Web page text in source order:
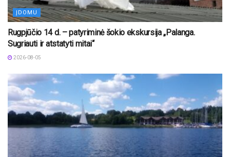
ĮDOMU
Rugpjūčio 14 d. – patyriminė šokio ekskursija „Palanga.
Sugriauti ir atstatyti mitai“
2026-08-05